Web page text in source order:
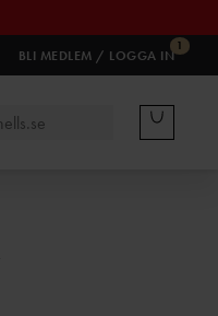
1
BLI MEDLEM / LOGGA IN